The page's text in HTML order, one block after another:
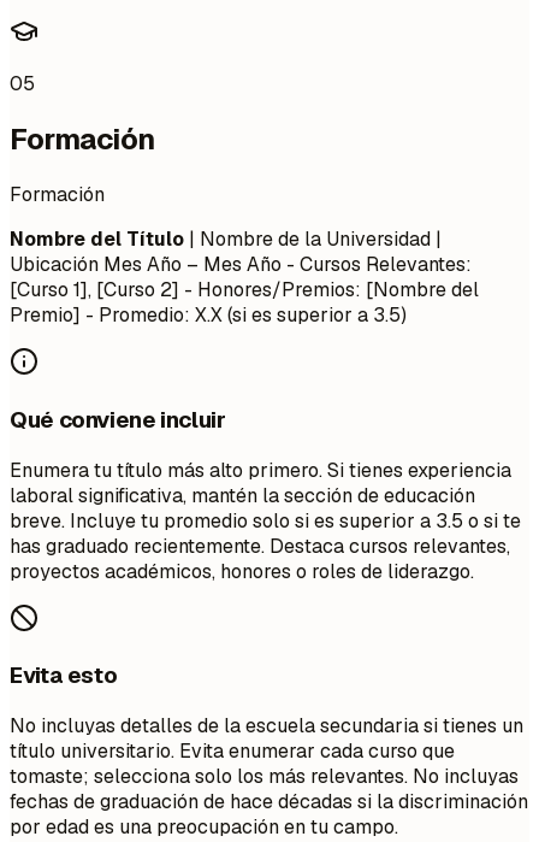
05
Formación
Formación
Nombre del Título | Nombre de la Universidad |
Ubicación Mes Año – Mes Año - Cursos Relevantes:
[Curso 1], [Curso 2] - Honores/Premios: [Nombre del
Premio] - Promedio: X.X (si es superior a 3.5)
Qué conviene incluir
Enumera tu título más alto primero. Si tienes experiencia
laboral significativa, mantén la sección de educación
breve. Incluye tu promedio solo si es superior a 3.5 o si te
has graduado recientemente. Destaca cursos relevantes,
proyectos académicos, honores o roles de liderazgo.
Evita esto
No incluyas detalles de la escuela secundaria si tienes un
título universitario. Evita enumerar cada curso que
tomaste; selecciona solo los más relevantes. No incluyas
fechas de graduación de hace décadas si la discriminación
por edad es una preocupación en tu campo.